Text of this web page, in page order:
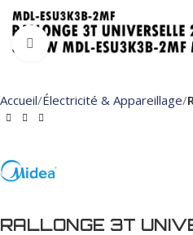
Click to enlarge
Accueil Électricité & Appareillage
RALLONGE 3T